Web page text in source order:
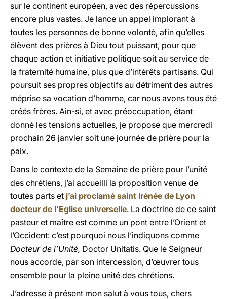
sur le continent européen, avec des répercussions
encore plus vastes. Je lance un appel implorant à
toutes les personnes de bonne volonté, afin qu’elles
élèvent des prières à Dieu tout puissant, pour que
chaque action et initiative politique soit au service de
la fraternité humaine, plus que d’intérêts partisans. Qui
poursuit ses propres objectifs au détriment des autres
méprise sa vocation d’homme, car nous avons tous été
créés frères. Ain-si, et avec préoccupation, étant
donné les tensions actuelles, je propose que mercredi
prochain 26 janvier soit une journée de prière pour la
paix.
Dans le contexte de la Semaine de prière pour l’unité
des chrétiens, j’ai accueilli la proposition venue de
toutes parts et j’ai proclamé saint Irénée de Lyon
docteur de l’Eglise universelle. La doctrine de ce saint
pasteur et maître est comme un pont entre l’Orient et
l’Occident: c’est pourquoi nous l’indiquons comme
Docteur de l’Unité, Doctor Unitatis. Que le Seigneur
nous accorde, par son intercession, d’œuvrer tous
ensemble pour la pleine unité des chrétiens.
J’adresse à présent mon salut à vous tous, chers